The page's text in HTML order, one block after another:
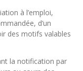
à l’emploi,
d’un
des motifs valables
la notification par